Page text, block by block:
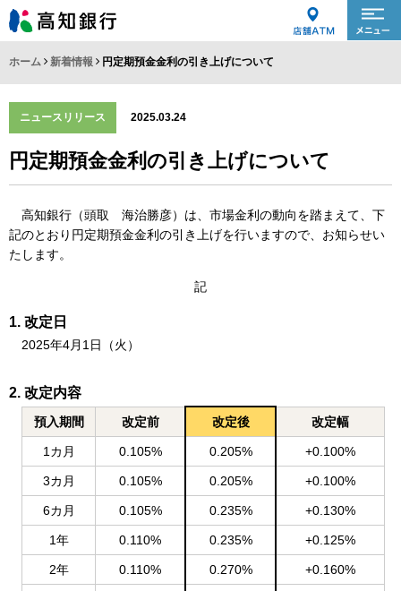
ホーム 新着情報 円定期預金金利の引き上げについて
ニュースリリース 2025.03.24
円定期預金金利の引き上げについて
高知銀行（頭取 海治勝彦）は、市場金利の動向を踏まえて、下
記のとおり円定期預金金利の引き上げを行いますので、お知らせい
たします。
記
改定日
2025年4月1日（火）
改定内容
預入期間 改定前 改定後 改定幅
1カ月 0.105% 0.205% +0.100%
3カ月 0.105% 0.205% +0.100%
6カ月 0.105% 0.235% +0.130%
1年 0.110% 0.235% +0.125%
2年 0.110% 0.270% +0.160%